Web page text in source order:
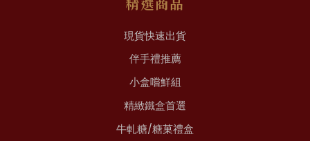
現貨快速出貨
伴手禮推薦
小盒嚐鮮組
精緻鐵盒首選
牛軋糖/糖菓禮盒